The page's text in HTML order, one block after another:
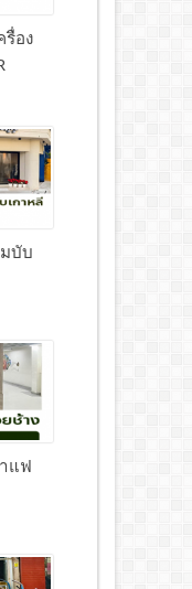
อง
บับ
แฟ